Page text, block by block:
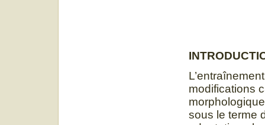
modifications
sous le terme